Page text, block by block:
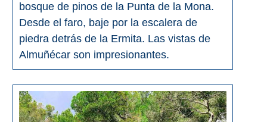
bosque de pinos de la Punta de la Mona.
Desde el faro, baje por la escalera de
piedra detrás de la Ermita. Las vistas de
Almuñécar son impresionantes.